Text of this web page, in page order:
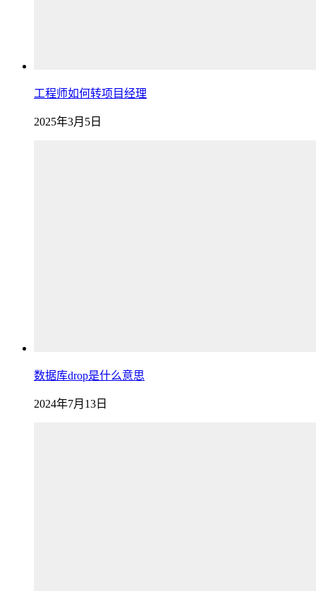
工程师如何转项目经理
2025年3月5日
数据库drop是什么意思
2024年7月13日